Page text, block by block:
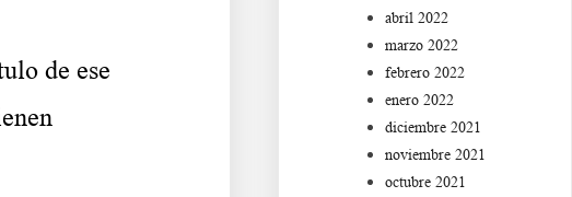
de ese
abril 2022
marzo 2022
febrero 2022
enero 2022
diciembre 2021
noviembre 2021
octubre 2021